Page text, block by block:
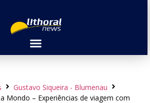
Gustavo Siqueira - Blumenau
Mondo – Experiências de viagem com